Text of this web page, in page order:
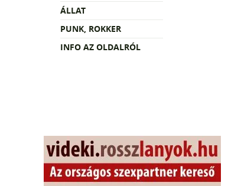
ÁLLAT
PUNK, ROKKER
INFO AZ OLDALRÓL